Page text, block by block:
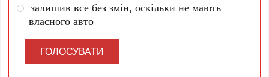
залишив все без змін, оскільки не мають
власного авто